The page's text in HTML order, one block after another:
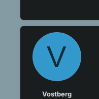
V
Vostberg